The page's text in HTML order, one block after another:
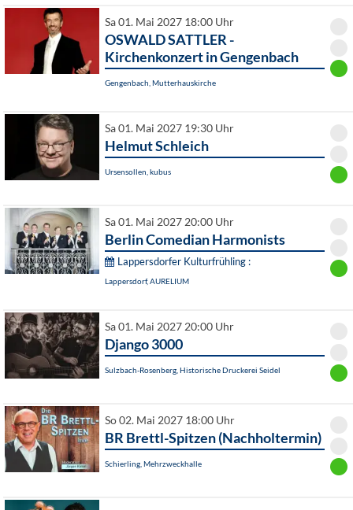
Sa 01. Mai 2027 18:00 Uhr
OSWALD SATTLER -
Kirchenkonzert in Gengenbach
Gengenbach, Mutterhauskirche
Sa 01. Mai 2027 19:30 Uhr
Helmut Schleich
Ursensollen, kubus
Sa 01. Mai 2027 20:00 Uhr
Berlin Comedian Harmonists
Lappersdorfer Kulturfrühling :
Lappersdorf, AURELIUM
Sa 01. Mai 2027 20:00 Uhr
Django 3000
Sulzbach-Rosenberg, Historische Druckerei Seidel
So 02. Mai 2027 18:00 Uhr
BR Brettl-Spitzen (Nachholtermin)
Schierling, Mehrzweckhalle